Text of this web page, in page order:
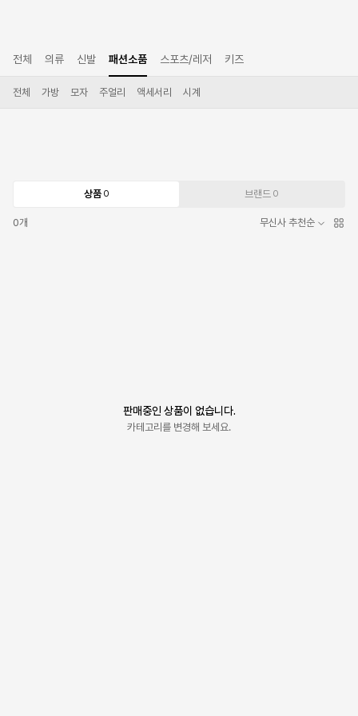
전체 의류 신발 패션소품 스포츠/레저 키즈
전체 가방 모자 주얼리 액세서리 시계
상품 0 브랜드 0
0개 무신사 추천순
판매중인 상품이 없습니다.
카테고리를 변경해 보세요.